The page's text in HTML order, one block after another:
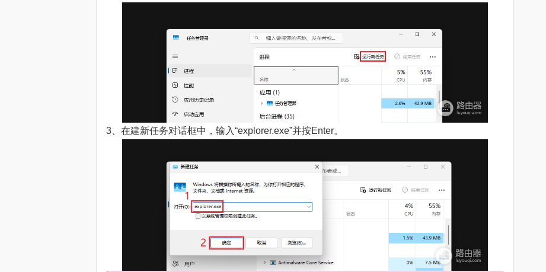
3、在建新任务对话框中，输入“explorer.exe”并按Enter。